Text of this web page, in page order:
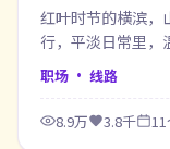
红叶时节的横滨，
行，平淡日常里，
职场 · 线路
8.9万 3.8千